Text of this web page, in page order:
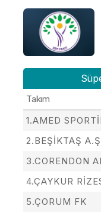
Takım
1.AMED
2.BEŞİKTAŞ
3.CORENDON
4.ÇAYKUR
5.ÇORUM FK